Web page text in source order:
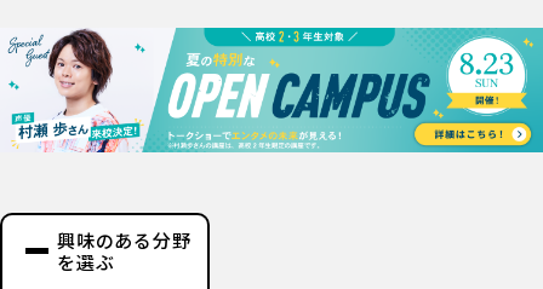
興味のある分野
を選ぶ